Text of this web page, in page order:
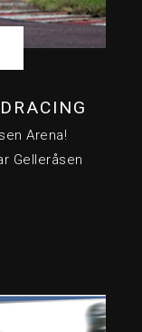
Arena!
Gelleråsen